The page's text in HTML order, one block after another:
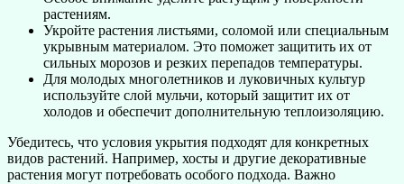
растениям.
Укройте растения листьями, соломой или специальным
укрывным материалом. Это поможет защитить их от
сильных морозов и резких перепадов температуры.
Для молодых многолетников и луковичных культур
используйте слой мульчи, который защитит их от
холодов и обеспечит дополнительную теплоизоляцию.
Убедитесь, что условия укрытия подходят для конкретных
видов растений. Например, хосты и другие декоративные
растения могут потребовать особого подхода. Важно